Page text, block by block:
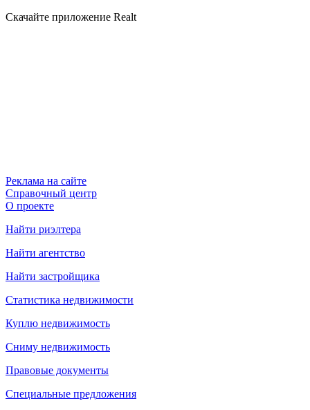
Скачайте приложение Realt
Реклама на сайте
Справочный центр
О проекте
Найти риэлтера
Найти агентство
Найти застройщика
Статистика недвижимости
Куплю недвижимость
Сниму недвижимость
Правовые документы
Специальные предложения